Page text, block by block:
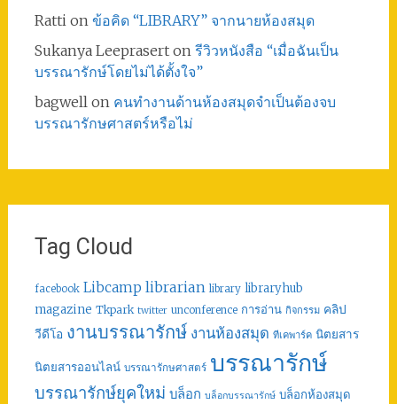
Rattion ข้อคิด “LIBRARY” จากนายห้องสมุด
Sukanya Leepraserton รีวิวหนังสือ “เมื่อฉันเป็น
บรรณารักษ์โดยไม่ได้ตั้งใจ”
bagwellon คนทำงานด้านห้องสมุดจำเป็นต้องจบ
บรรณารักษศาสตร์หรือไม่
Tag Cloud
facebook Libcamp librarian library libraryhub
magazine Tkpark twitter unconference การอ่าน กิจกรรม คลิป
วีดีโอ งานบรรณารักษ์ งานห้องสมุด ทีเคพาร์ค นิตยสาร
นิตยสารออนไลน์ บรรณารักษศาสตร์ บรรณารักษ์
บรรณารักษ์ยุคใหม่ บล็อก บล็อกบรรณารักษ์ บล็อกห้องสมุด